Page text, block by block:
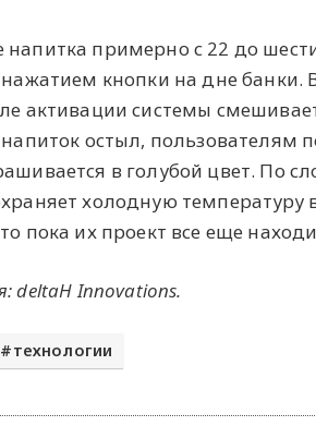
примерно с 22 до
нажатием кнопки на дне
активации системы
остыл,
в голубой цвет. По
холодную температуру
пока их проект все еще
deltaH Innovations.
технологии